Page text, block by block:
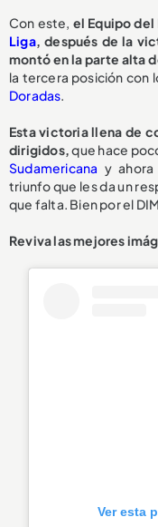
Con este, el Equipo
Liga, después de la
montó en la parte alta
la tercera posición con
Doradas.
Esta victoria llena de
dirigidos,que hace
Sudamericana y
triunfo que les da un
que falta. Bien por el
Reviva las mejores
Ver esta